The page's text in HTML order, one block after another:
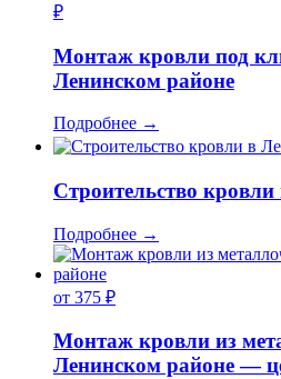
₽
Монтаж кровли под
Ленинском районе
Подробнее →
Строительство
Подробнее →
от 375 ₽
Монтаж кровли из
Ленинском районе —